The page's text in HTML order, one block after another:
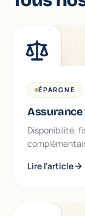
ÉPARGNE
Assurance
Disponibilité,
Lire l'article